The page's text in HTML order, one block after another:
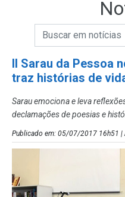
Campo de
Campo de Busca de
II Sarau da Pessoa
traz histórias de
Sarau emociona e leva
declamações de poesias e
Publicado em: 05/07/2017 16h51